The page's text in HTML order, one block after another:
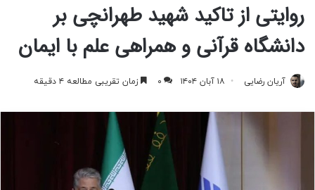
روایتی از تاکید شهید طهرانچی بر
دانشگاه قرآنی و همراهی علم با ایمان
آریان رضایی ۱۸ آبان ۱۴۰۴ ۰ زمان تقریبی مطالعه ۴ دقیقه